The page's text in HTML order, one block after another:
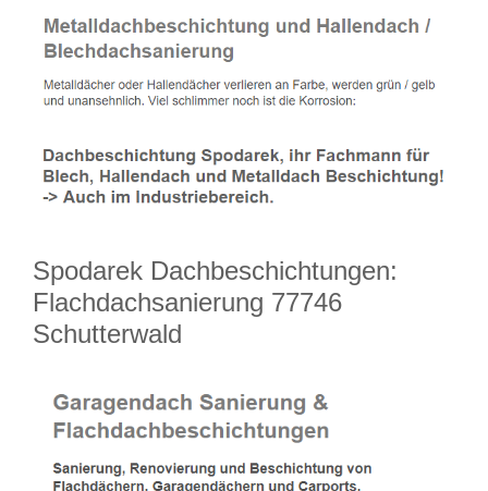
Spodarek Dachbeschichtungen:
Flachdachsanierung 77746
Schutterwald